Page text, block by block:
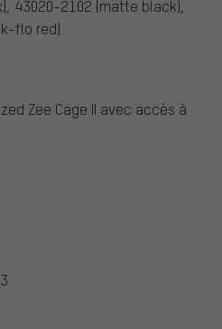
43020-2102 (matte black),
flo red)
Zee Cage II avec accès à